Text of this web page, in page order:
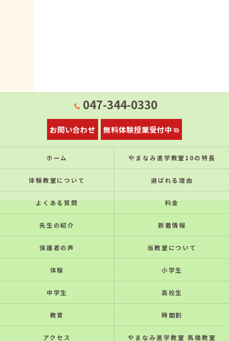
047-344-0330
お問い合わせ 無料体験授業受付中
ホーム やまなみ進学教室10の特⻑
体験教室について 選ばれる理由
よくある質問 料金
先生の紹介 新着情報
保護者の声 当教室について
体験 小学生
中学生 高校生
教育 時間割
アクセス やまなみ進学教室 馬橋教室